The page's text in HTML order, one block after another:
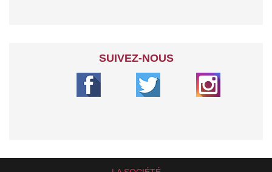
SUIVEZ-NOUS